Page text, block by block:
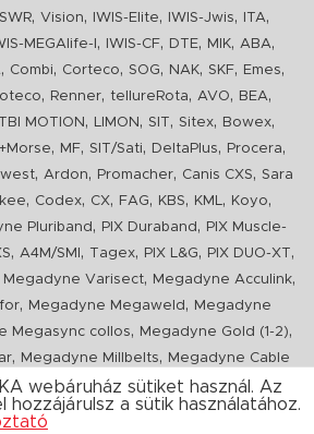
SWR, Vision, IWIS-Elite, IWIS-Jwis, ITA,
MEGAlife-I , IWIS-CF, DTE, MIK, ABA,
, Combi, Corteco, SOG, NAK, SKF, Emes,
, Renner, tellureRota, AVO, BEA,
TBI MOTION , LIMON , SIT, Sitex, Bowex,
, MF, SIT/Sati, DeltaPlus, Procera,
, Ardon, Promacher, Canis CXS, Sara
, Codex, CX, FAG, KBS, KML, Koyo,
Pluriband , PIX Duraband ,
PIX Muscle-
, A4M/SMI , Tagex, PIX L&G, PIX DUO-XT,
Megadyne Varisect, Megadyne Acculink,
, Megadyne Megaweld ,
Megadyne
Megasync collos, Megadyne Gold (1-2),
, Megadyne Millbelts,
Megadyne Cable
Pull Down, Optibelt VB,Mitsuboshi
Megarib ,PIX HARVESTER,Urgent
webáruház sütiket használ. Az
hozzájárulsz a sütik használatához.